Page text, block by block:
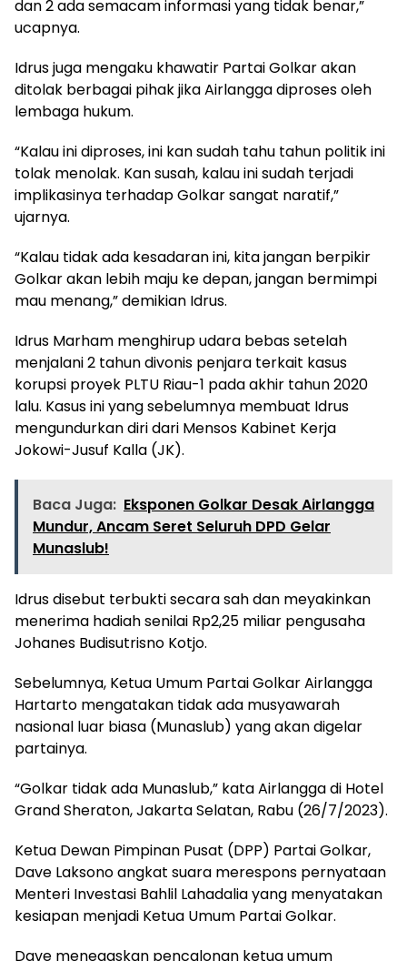
dan 2 ada semacam informasi yang tidak benar,”
ucapnya.
Idrus juga mengaku khawatir Partai Golkar akan
ditolak berbagai pihak jika Airlangga diproses oleh
lembaga hukum.
“Kalau ini diproses, ini kan sudah tahu tahun politik ini
tolak menolak. Kan susah, kalau ini sudah terjadi
implikasinya terhadap Golkar sangat naratif,”
ujarnya.
“Kalau tidak ada kesadaran ini, kita jangan berpikir
Golkar akan lebih maju ke depan, jangan bermimpi
mau menang,” demikian Idrus.
Idrus Marham menghirup udara bebas setelah
menjalani 2 tahun divonis penjara terkait kasus
korupsi proyek PLTU Riau-1 pada akhir tahun 2020
lalu. Kasus ini yang sebelumnya membuat Idrus
mengundurkan diri dari Mensos Kabinet Kerja
Jokowi-Jusuf Kalla (JK).
Baca Juga: Eksponen Golkar Desak Airlangga
Mundur, Ancam Seret Seluruh DPD Gelar
Munaslub!
Idrus disebut terbukti secara sah dan meyakinkan
menerima hadiah senilai Rp2,25 miliar pengusaha
Johanes Budisutrisno Kotjo.
Sebelumnya, Ketua Umum Partai Golkar Airlangga
Hartarto mengatakan tidak ada musyawarah
nasional luar biasa (Munaslub) yang akan digelar
partainya.
“Golkar tidak ada Munaslub,” kata Airlangga di Hotel
Grand Sheraton, Jakarta Selatan, Rabu (26/7/2023).
Ketua Dewan Pimpinan Pusat (DPP) Partai Golkar,
Dave Laksono angkat suara merespons pernyataan
Menteri Investasi Bahlil Lahadalia yang menyatakan
kesiapan menjadi Ketua Umum Partai Golkar.
Dave menegaskan pencalonan ketua umum